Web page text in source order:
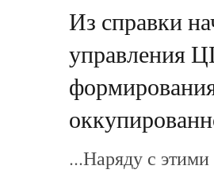
Из справки
управления
...Наряду с